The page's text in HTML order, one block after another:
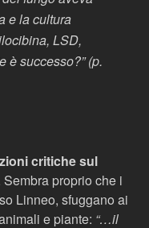
e la cultura
LSD,
successo?” (p.
critiche sul
Sembra proprio che i
Linneo, sfuggano ai
e piante: “…il